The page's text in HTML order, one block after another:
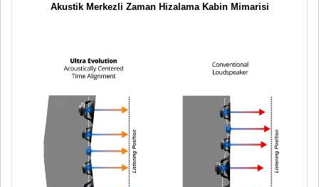
Akustik Merkezli Zaman Hizalama Kabin Mimarisi